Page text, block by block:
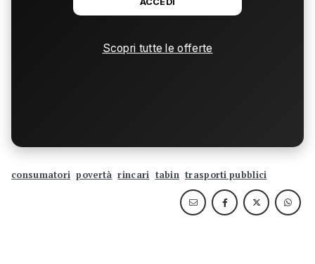
Scopri tutte le offerte
consumatori povertà rincari tabin trasporti pubblici